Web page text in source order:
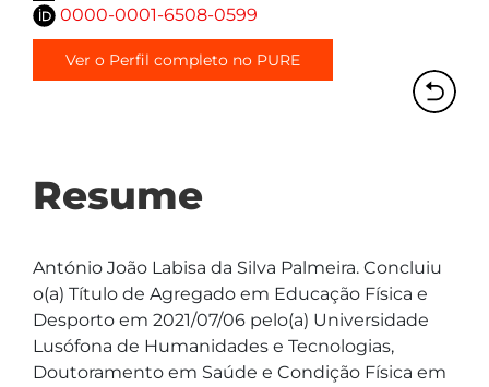
0000-0001-6508-0599
Ver o Perfil completo no PURE
Resume
António João Labisa da Silva Palmeira. Concluiu
o(a) Título de Agregado em Educação Física e
Desporto em 2021/07/06 pelo(a) Universidade
Lusófona de Humanidades e Tecnologias,
Doutoramento em Saúde e Condição Física em